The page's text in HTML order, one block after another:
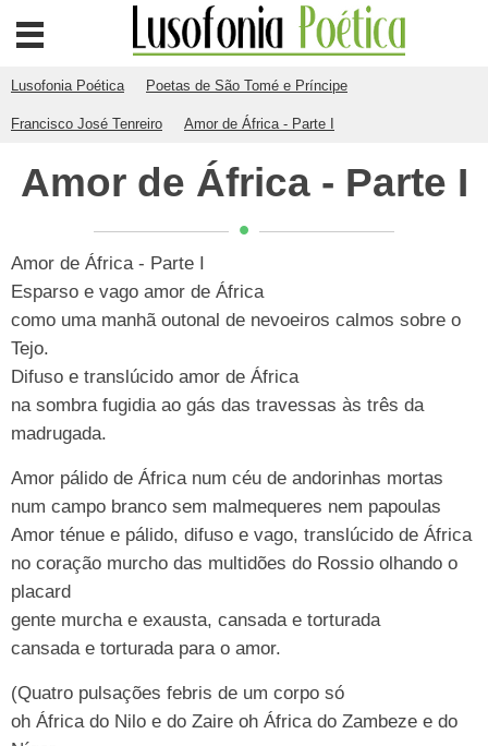
Lusofonia Poética Poetas de São Tomé e Príncipe
Francisco José Tenreiro Amor de África - Parte I
Amor de África - Parte I
Amor de África - Parte I
Esparso e vago amor de África
como uma manhã outonal de nevoeiros calmos sobre o
Tejo.
Difuso e translúcido amor de África
na sombra fugidia ao gás das travessas às três da
madrugada.
Amor pálido de África num céu de andorinhas mortas
num campo branco sem malmequeres nem papoulas
Amor ténue e pálido, difuso e vago, translúcido de África
no coração murcho das multidões do Rossio olhando o
placard
gente murcha e exausta, cansada e torturada
cansada e torturada para o amor.
(Quatro pulsações febris de um corpo só
oh África do Nilo e do Zaire oh África do Zambeze e do